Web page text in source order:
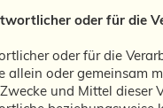
oder für die
oder für die
allein oder gemeinsam
und Mittel dieser